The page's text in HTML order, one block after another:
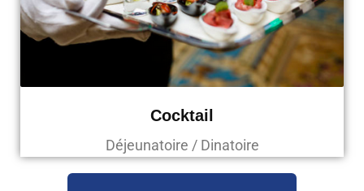
Cocktail
Déjeunatoire / Dinatoire